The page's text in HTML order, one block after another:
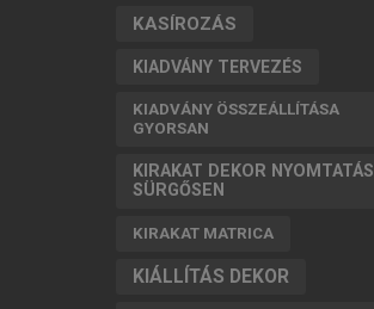
KASÍROZÁS
KIADVÁNY TERVEZÉS
KIADVÁNY ÖSSZEÁLLÍTÁSA
GYORSAN
KIRAKAT DEKOR NYOMTATÁS
SÜRGŐSEN
KIRAKAT MATRICA
KIÁLLÍTÁS DEKOR